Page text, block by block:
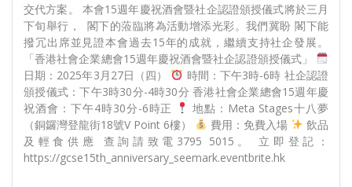
交代方案。 本會15週年慶祝酒會暨社企認證頒授儀式將於三月
下旬舉行， 閣下的蒞臨將為活動增添光彩。我們冀盼 閣下能
撥冗出席並見證本會過去15年的成就，繼續支持社企發展。
「香港社會企業總會15週年慶祝酒會暨社企認證頒授儀式」
日期：2025年3月27日（四）
時間：下午3時-6時 社企認證
頒授儀式：下午3時30分-4時30分 香港社會企業總會15週年慶
祝酒會：下午4時30分-6時正
地點：Meta Stages十八夢
（銅鑼灣登龍街18號V Point 6樓）
費用：免費入場
飲品
及輕食供應 查詢請致電3795 5015。 立即登記：
https://gcse15th_anniversary_seemark.eventbrite.hk